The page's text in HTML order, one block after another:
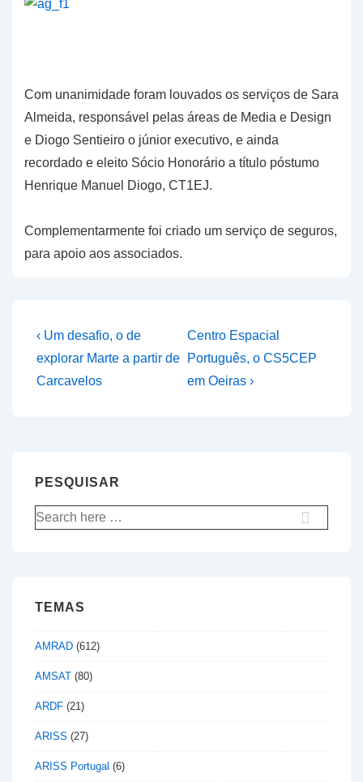
Com unanimidade foram louvados os serviços de Sara
Almeida, responsável pelas áreas de Media e Design
e Diogo Sentieiro o júnior executivo, e ainda
recordado e eleito Sócio Honorário a título póstumo
Henrique Manuel Diogo, CT1EJ.
Complementarmente foi criado um serviço de seguros,
para apoio aos associados.
Navegação
de
artigos
Previous
Post
is
‹ Um desafio, o de
explorar Marte a partir de
Carcavelos
Next
Post
is
Centro Espacial
Português, o CS5CEP
em Oeiras ›
PESQUISAR
Pesquisar
por:
TEMAS
AMRAD (612)
AMSAT (80)
ARDF (21)
ARISS (27)
ARISS Portugal (6)